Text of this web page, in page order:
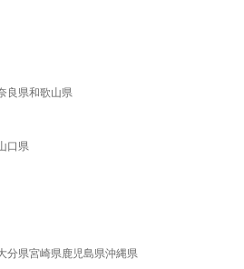
良県和歌山県
口県
分県宮崎県鹿児島県沖縄県